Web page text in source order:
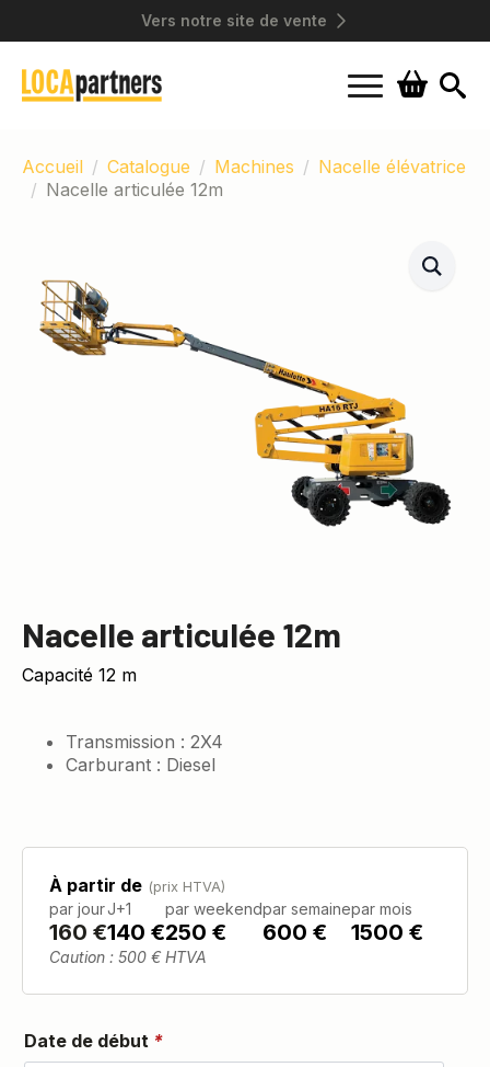
Vers notre site de vente
Accueil
Catalogue Machines
Nacelle élévatrice
Nacelle articulée 12m
Nacelle articulée 12m
Capacité 12 m
Transmission : 2X4
Carburant : Diesel
À partir de (prix HTVA)
par jour
160 €
J+1
140 €
par weekend
250 €
par semaine
600 €
par mois
1500 €
Caution : 500 € HTVA
Date de début *